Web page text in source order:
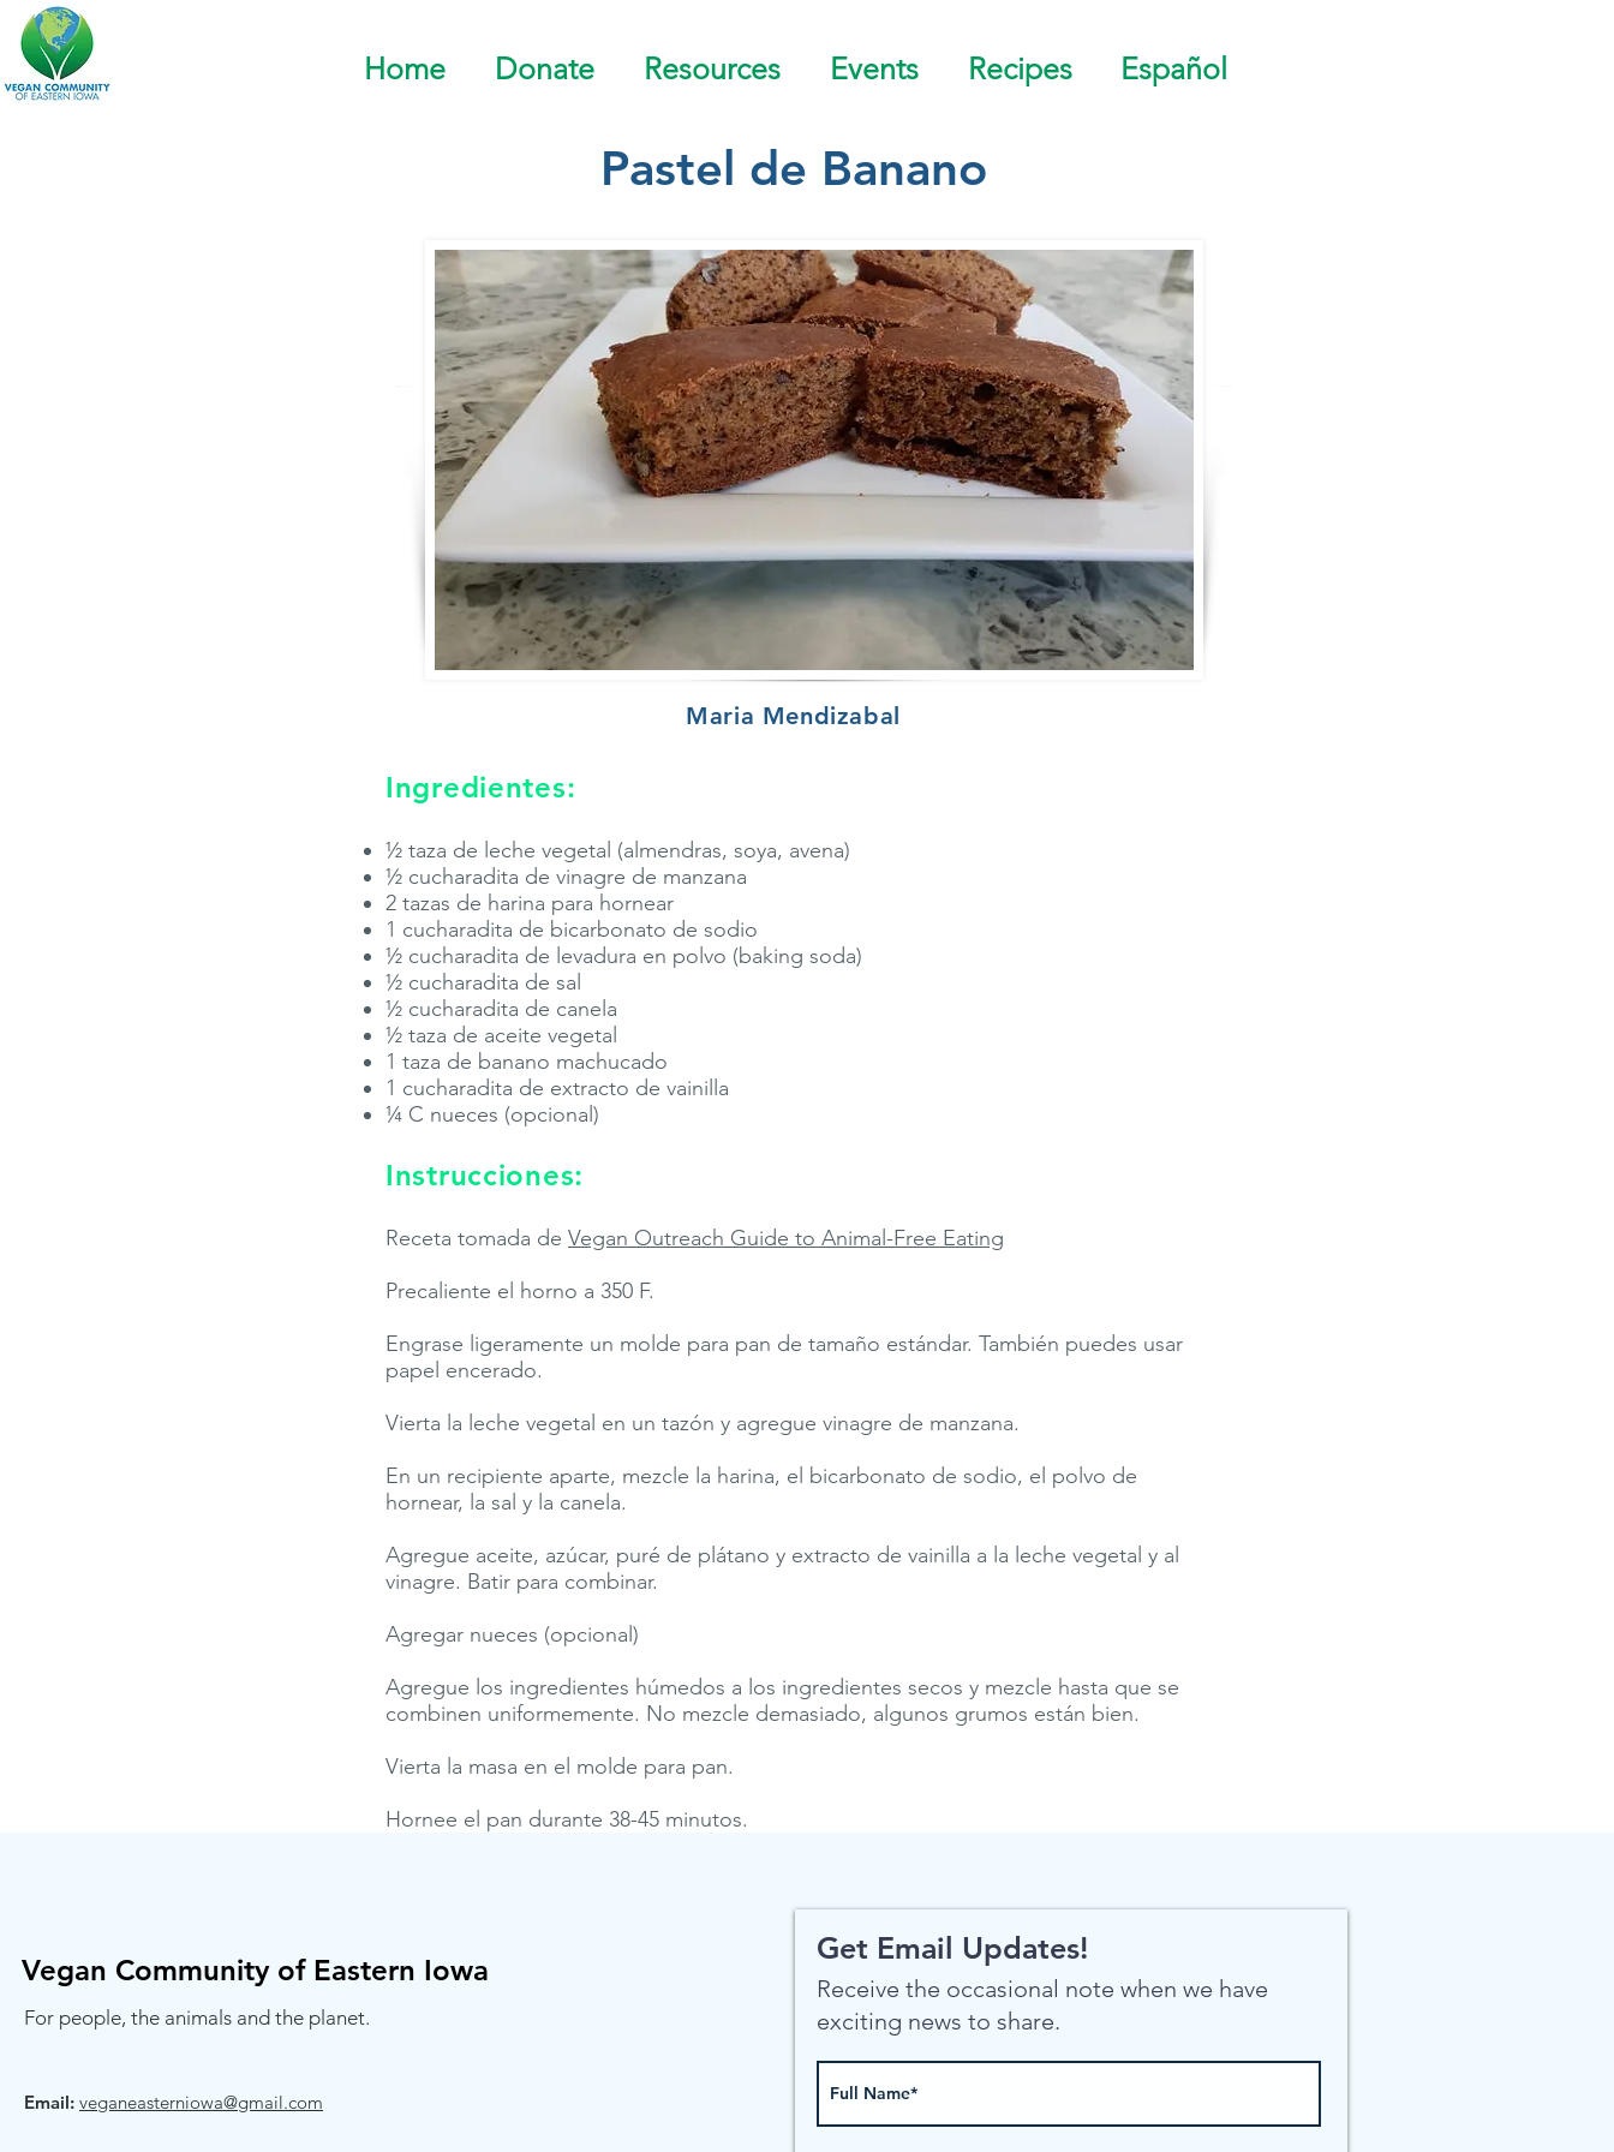
Home Donate Resources Events Recipes Español
Pastel de Banano
Maria Mendizabal
Ingredientes:
½ taza de leche vegetal (almendras, soya, avena)
½ cucharadita de vinagre de manzana
2 tazas de harina para hornear
1 cucharadita de bicarbonato de sodio
½ cucharadita de levadura en polvo (baking soda)
½ cucharadita de sal
½ cucharadita de canela
½ taza de aceite vegetal
1 taza de banano machucado
1 cucharadita de extracto de vainilla
¼ C nueces (opcional)
Instrucciones:
Receta tomada de Vegan Outreach Guide to Animal-Free Eating
Precaliente el horno a 350 F.
Engrase ligeramente un molde para pan de tamaño estándar. También puedes usar
papel encerado.
Vierta la leche vegetal en un tazón y agregue vinagre de manzana.
En un recipiente aparte, mezcle la harina, el bicarbonato de sodio, el polvo de
hornear, la sal y la canela.
Agregue aceite, azúcar, puré de plátano y extracto de vainilla a la leche vegetal y al
vinagre. Batir para combinar.
Agregar nueces (opcional)
Agregue los ingredientes húmedos a los ingredientes secos y mezcle hasta que se
combinen uniformemente. No mezcle demasiado, algunos grumos están bien.
Vierta la masa en el molde para pan.
Hornee el pan durante 38-45 minutos.
Vegan Community of Eastern Iowa
For people, the animals and the planet.
Email: veganeasterniowa@gmail.com
Get Email Updates!
Receive the occasional note when we have
exciting news to share.